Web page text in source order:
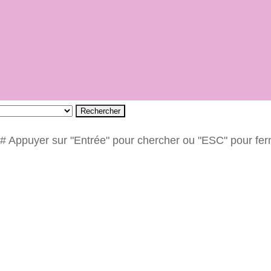
Rechercher
# Appuyer sur "Entrée" pour chercher ou "ESC" pour